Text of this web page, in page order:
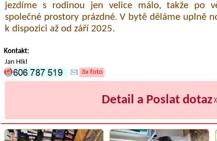
jezdíme s rodinou jen velice málo, takže po
společné prostory prázdné. V bytě děláme uplně
k dispozici až od září 2025.
Kontakt:
Jan HIkl
3x foto
Detail a Poslat dotaz